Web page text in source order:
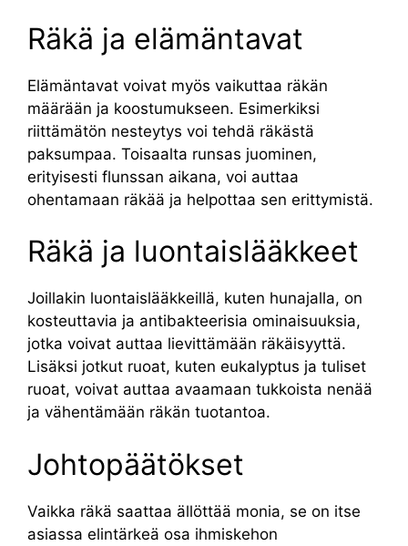
Räkä ja elämäntavat
Elämäntavat voivat myös vaikuttaa räkän
määrään ja koostumukseen. Esimerkiksi
riittämätön nesteytys voi tehdä räkästä
paksumpaa. Toisaalta runsas juominen,
erityisesti flunssan aikana, voi auttaa
ohentamaan räkää ja helpottaa sen erittymistä.
Räkä ja luontaislääkkeet
Joillakin luontaislääkkeillä, kuten hunajalla, on
kosteuttavia ja antibakteerisia ominaisuuksia,
jotka voivat auttaa lievittämään räkäisyyttä.
Lisäksi jotkut ruoat, kuten eukalyptus ja tuliset
ruoat, voivat auttaa avaamaan tukkoista nenää
ja vähentämään räkän tuotantoa.
Johtopäätökset
Vaikka räkä saattaa ällöttää monia, se on itse
asiassa elintärkeä osa ihmiskehon